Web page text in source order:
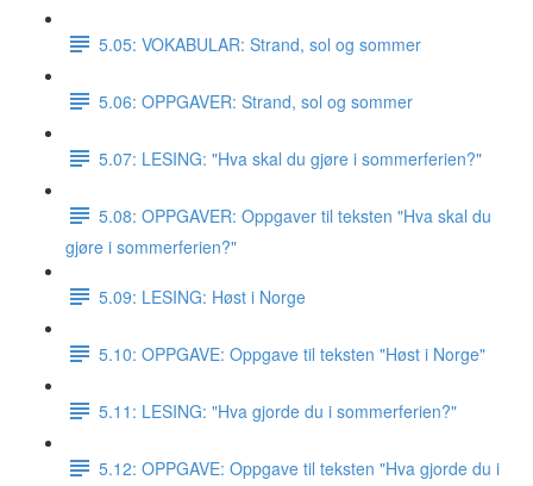
5.05: VOKABULAR: Strand, sol og sommer
5.06: OPPGAVER: Strand, sol og sommer
5.07: LESING: "Hva skal du gjøre i sommerferien?"
5.08: OPPGAVER: Oppgaver til teksten "Hva skal du
gjøre i sommerferien?"
5.09: LESING: Høst i Norge
5.10: OPPGAVE: Oppgave til teksten "Høst i Norge"
5.11: LESING: "Hva gjorde du i sommerferien?"
5.12: OPPGAVE: Oppgave til teksten "Hva gjorde du i